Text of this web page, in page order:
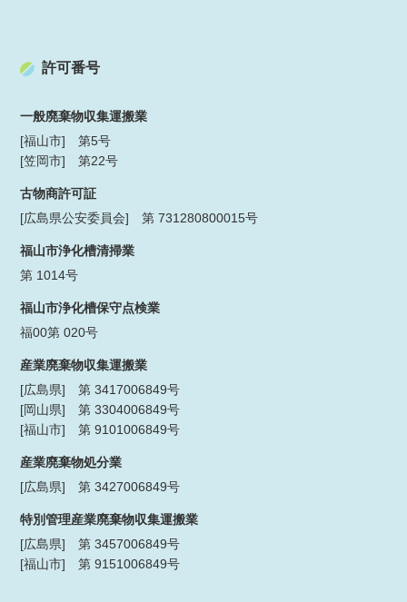
許可番号
一般廃棄物収集運搬業
[福山市] 第5号
[笠岡市] 第22号
古物商許可証
[広島県公安委員会] 第 731280800015号
福山市浄化槽清掃業
第 1014号
福山市浄化槽保守点検業
福00第 020号
産業廃棄物収集運搬業
[広島県] 第 3417006849号
[岡山県] 第 3304006849号
[福山市] 第 9101006849号
産業廃棄物処分業
[広島県] 第 3427006849号
特別管理産業廃棄物収集運搬業
[広島県] 第 3457006849号
[福山市] 第 9151006849号